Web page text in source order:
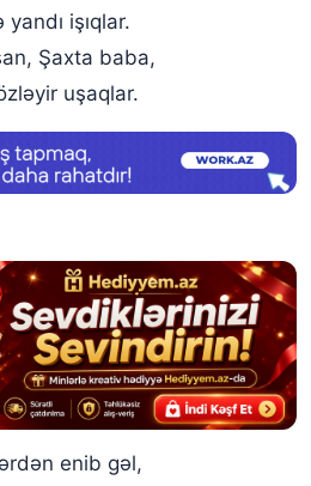
yandı işıqlar.
Şaxta baba,
uşaqlar.
enib gəl,